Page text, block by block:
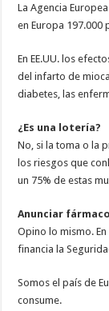
La Agencia
en Europa 197.000
En EE.UU. los
del infarto de
diabetes, las
¿Es una lotería?
No, si la toma o la
los riesgos que
un 75% de estas
Anunciar
Opino lo mismo.
financia la
Somos el país de
consume.